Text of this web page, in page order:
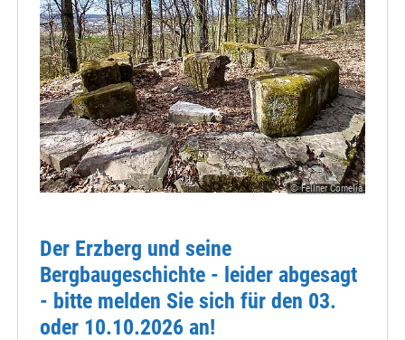
© Fellner Cornelia
Der Erzberg und seine
Bergbaugeschichte - leider abgesagt
- bitte melden Sie sich für den 03.
oder 10.10.2026 an!